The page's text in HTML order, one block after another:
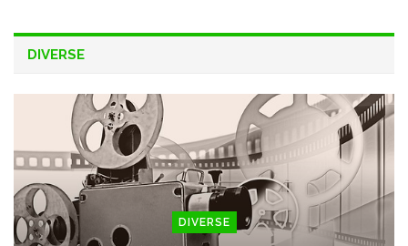
DIVERSE
DIVERSE